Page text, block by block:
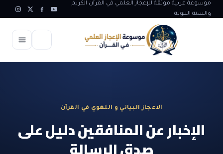
موسوعة عربية موثقة للإعجاز العلمي في القرآن الكريم
والسنة النبوية
الاعجاز الغيبي في القرآن
آيات الله في جسم الانسان
الاعجاز البياني و اللغوي في القرآن
الإخبار عن المنافقين دليل على